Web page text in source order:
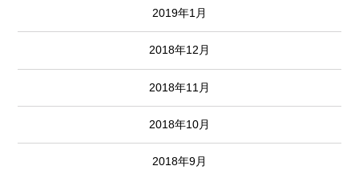
2019年1月
2018年12月
2018年11月
2018年10月
2018年9月